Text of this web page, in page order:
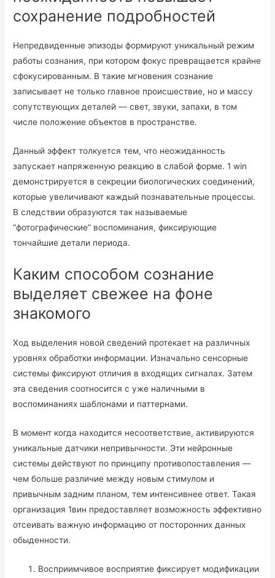
сохранение подробностей
Непредвиденные эпизоды формируют уникальный режим
работы сознания, при котором фокус превращается крайне
сфокусированным. В такие мгновения сознание
записывает не только главное происшествие, но и массу
сопутствующих деталей — свет, звуки, запахи, в том
числе положение объектов в пространстве.
Данный эффект толкуется тем, что неожиданность
запускает напряженную реакцию в слабой форме. 1 win
демонстрируется в секреции биологических соединений,
которые увеличивают каждый познавательные процессы.
В следствии образуются так называемые
“фотографические” воспоминания, фиксирующие
тончайшие детали периода.
Каким способом сознание
выделяет свежее на фоне
знакомого
Ход выделения новой сведений протекает на различных
уровнях обработки информации. Изначально сенсорные
системы фиксируют отличия в входящих сигналах. Затем
эта сведения соотносится с уже наличными в
воспоминаниях шаблонами и паттернами.
В момент когда находится несоответствие, активируются
уникальные датчики непривычности. Эти нейронные
системы действуют по принципу противопоставления —
чем больше различие между новым стимулом и
привычным задним планом, тем интенсивнее ответ. Такая
организация 1вин предоставляет возможность эффективно
отсеивать важную информацию от посторонних данных
обыденности.
Восприимчивое восприятие фиксирует модификации